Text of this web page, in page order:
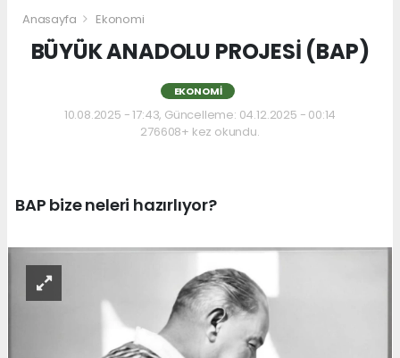
Anasayfa Ekonomi
BÜYÜK ANADOLU PROJESİ (BAP)
EKONOMI
10.08.2025 - 17:43, Güncelleme: 04.12.2025 - 00:14
276608+ kez okundu.
BAP bize neleri hazırlıyor?